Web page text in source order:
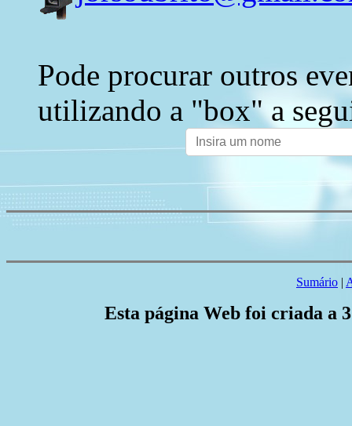
Pode procurar outros
utilizando a "box" a
Sumário |
Esta página Web foi criada a